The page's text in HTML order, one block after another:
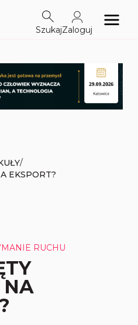
SzukajZaloguj
/
EKSPORT?
RUCHU
NA